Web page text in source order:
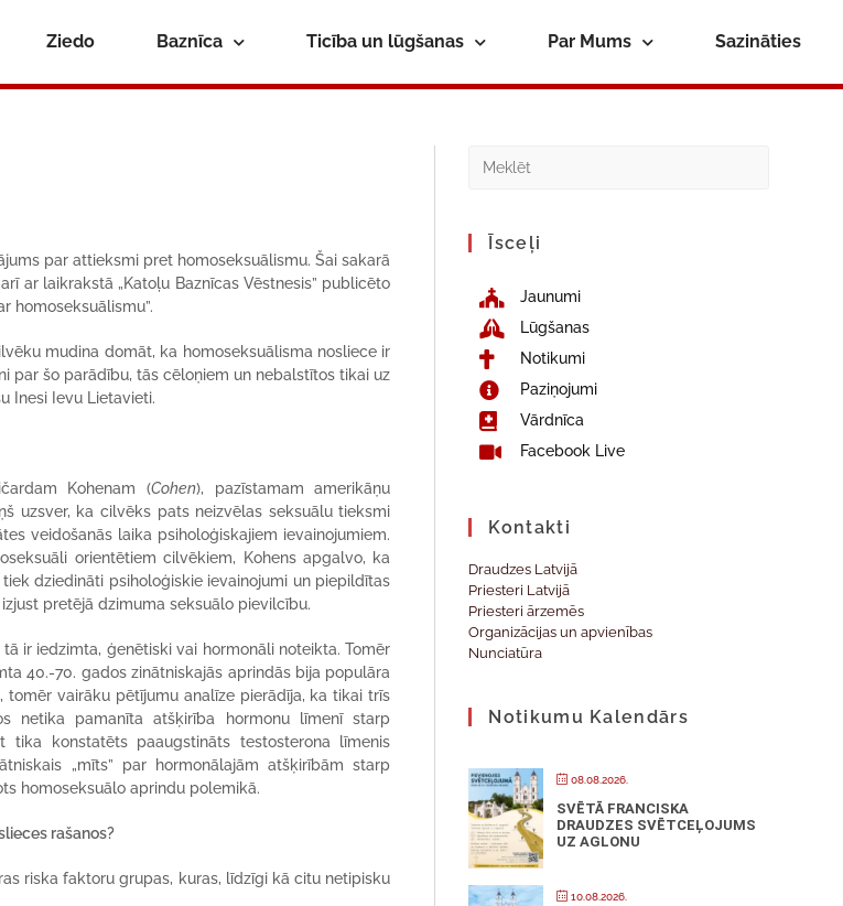
Ziedo Baznīca Ticība un lūgšanas Par Mums Sazināties
par attieksmi pret homoseksuālismu. Šai sakarā
ar laikrakstā „Katoļu Baznīcas Vēstnesis” publicēto
homoseksuālismu”.
mudina domāt, ka homoseksuālisma nosliece ir
par šo parādību, tās cēloņiem un nebalstītos tikai uz
Inesi Ievu Lietavieti.
Kohenam (Cohen), pazīstamam amerikāņu
uzsver, ka cilvēks pats neizvēlas seksuālu tieksmi
veidošanās laika psiholoģiskajiem ievainojumiem.
orientētiem cilvēkiem, Kohens apgalvo, ka
dziedināti psiholoģiskie ievainojumi un piepildītas
pretējā dzimuma seksuālo pievilcību.
ir iedzimta, ģenētiski vai hormonāli noteikta. Tomēr
40.-70. gados zinātniskajās aprindās bija populāra
tomēr vairāku pētījumu analīze pierādīja, ka tikai trīs
netika pamanīta atšķirība hormonu līmenī starp
tika konstatēts paaugstināts testosterona līmenis
„mīts” par hormonālajām atšķirībām starp
homoseksuālo aprindu polemikā.
rašanos?
riska faktoru grupas, kuras, līdzīgi kā citu netipisku
Īsceļi
Jaunumi
Lūgšanas
Notikumi
Paziņojumi
Vārdnīca
Facebook Live
Kontakti
Draudzes Latvijā
Priesteri Latvijā
Priesteri ārzemēs
Organizācijas un apvienības
Nunciatūra
Notikumu Kalendārs
08.08.2026.
SVĒTĀ FRANCISKA
DRAUDZES SVĒTCEĻOJUMS
UZ AGLONU
10.08.2026.